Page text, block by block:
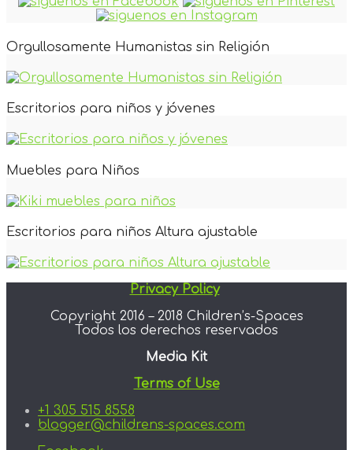
Orgullosamente Humanistas sin Religión
Escritorios para niños y jóvenes
Muebles para Niños
Escritorios para niños Altura ajustable
Privacy Policy
Copyright 2016 – 2018 Children’s-Spaces
Todos los derechos reservados
Media Kit
Terms of Use
+1 305 515 8558
blogger@childrens-spaces.com